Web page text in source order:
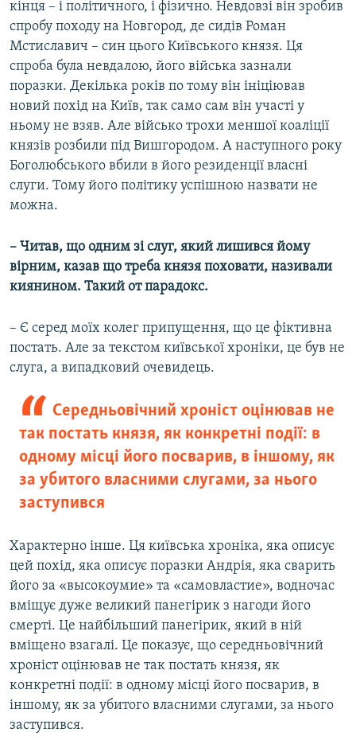
кінця – і політичного, і фізично. Невдовзі він зробив
спробу походу на Новгород, де сидів Роман
Мстиславич – син цього Київського князя. Ця
спроба була невдалою, його війська зазнали
поразки. Декілька років по тому він ініціював
новий похід на Київ, так само сам він участі у
ньому не взяв. Але військо трохи меншої коаліції
князів розбили під Вишгородом. А наступного року
Боголюбського вбили в його резиденції власні
слуги. Тому його політику успішною назвати не
можна.
– Читав, що одним зі слуг, який лишився йому
вірним, казав що треба князя поховати, називали
киянином. Такий от парадокс.
– Є серед моїх колег припущення, що це фіктивна
постать. Але за текстом київської хроніки, це був не
слуга, а випадковий очевидець.
Середньовічний хроніст оцінював не
так постать князя, як конкретні події: в
одному місці його посварив, в іншому, як
за убитого власними слугами, за нього
заступився
Характерно інше. Ця київська хроніка, яка описує
цей похід, яка описує поразки Андрія, яка сварить
його за «высокоумие» та «самовластие», водночас
вміщує дуже великий панегірик з нагоди його
смерті. Це найбільший панегірик, який в ній
вміщено взагалі. Це показує, що середньовічний
хроніст оцінював не так постать князя, як
конкретні події: в одному місці його посварив, в
іншому, як за убитого власними слугами, за нього
заступився.